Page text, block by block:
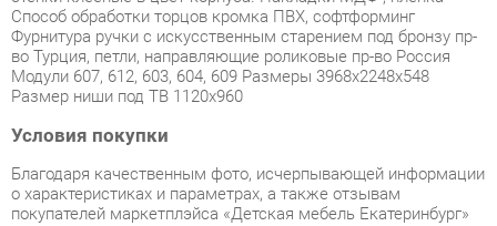
Размер ниши под ТВ 1120х960
Условия покупки
Благодаря качественным фото, исчерпывающей информации
о характеристиках и параметрах, а также отзывам
покупателей маркетплэйса «Детская мебель Екатеринбург»
купить товар «Гостиная Яна Инна. 4 Денвер светлый»
категории Готовые комплекты производства Яна с доставкой
из Екатеринбурга по цене со скидкой и гарантией от
производителя не составит труда.